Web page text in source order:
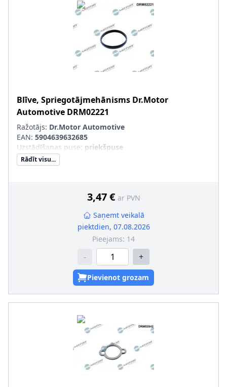
Blīve, Spriegotājmehānisms Dr.Motor
Automotive DRM02221
Ražotājs: Dr.Motor Automotive
EAN: 5904639632685
Uzstādīšanas puse: priekšpuse
Rādīt visu...
3,47 € ar PVN
Saņemt veikalā
piektdien, 07.08.2026
Pieejams: 14
- +
Pievienot grozam